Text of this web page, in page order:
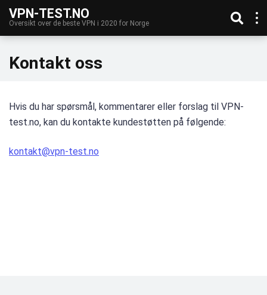
VPN-TEST.NO
Oversikt over de beste VPN i 2020 for Norge
Kontakt oss
Hvis du har spørsmål, kommentarer eller forslag til VPN-
test.no, kan du kontakte kundestøtten på følgende:
kontakt@vpn-test.no